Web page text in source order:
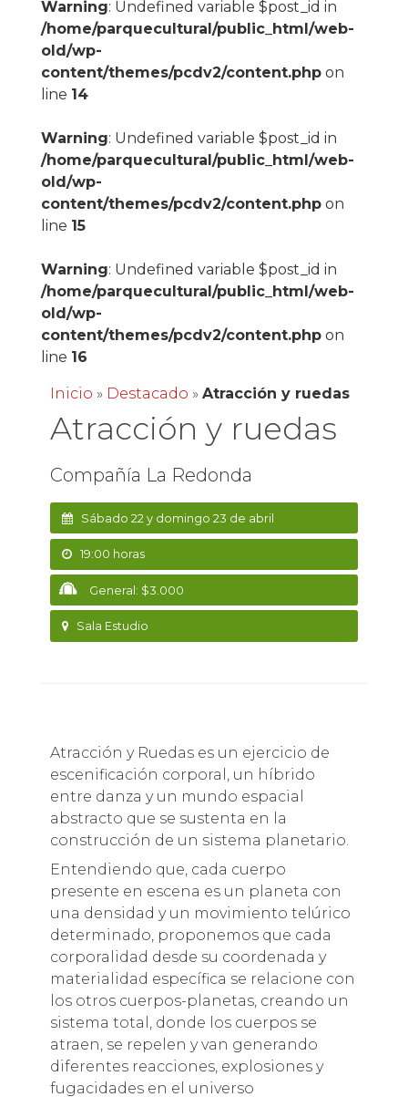
Warning: Undefined variable $post_id in
/home/parquecultural/public_html/web-
old/wp-
content/themes/pcdv2/content.phpon
line 14
Warning: Undefined variable $post_id in
/home/parquecultural/public_html/web-
old/wp-
content/themes/pcdv2/content.phpon
line 15
Warning: Undefined variable $post_id in
/home/parquecultural/public_html/web-
old/wp-
content/themes/pcdv2/content.phpon
line 16
Inicio » Destacado » Atracción y ruedas
Atracción y ruedas
Compañía La Redonda
Sábado 22 y domingo 23 de abril
19:00 horas
General: $3.000
Sala Estudio
Atracción y Ruedas es un ejercicio de
escenificación corporal, un híbrido
entre danza y un mundo espacial
abstracto que se sustenta en la
construcción de un sistema planetario.
Entendiendo que, cada cuerpo
presente en escena es un planeta con
una densidad y un movimiento telúrico
determinado, proponemos que cada
corporalidad desde su coordenada y
materialidad específica se relacione con
los otros cuerpos-planetas, creando un
sistema total, donde los cuerpos se
atraen, se repelen y van generando
diferentes reacciones, explosiones y
fugacidades en el universo